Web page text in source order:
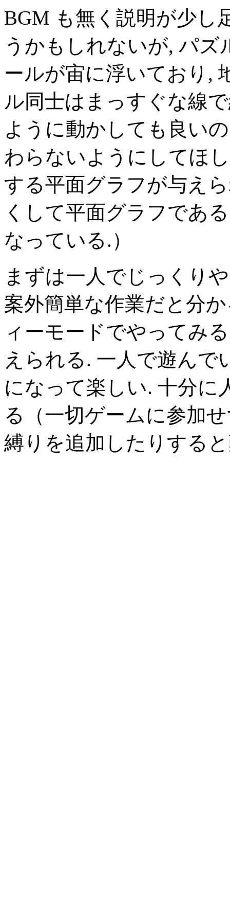
BGM も無く説明が少し
うかもしれないが, パズ
ールが宙に浮いており,
ル同士はまっすぐな線
ように動かしても良い
わらないようにしてほ
する平面グラフが与え
くして平面グラフであ
なっている.）
まずは一人でじっくり
案外簡単な作業だと分
ィーモードでやってみ
えられる. 一人で遊ん
になって楽しい. 十分に
る（一切ゲームに参加
縛りを追加したりする